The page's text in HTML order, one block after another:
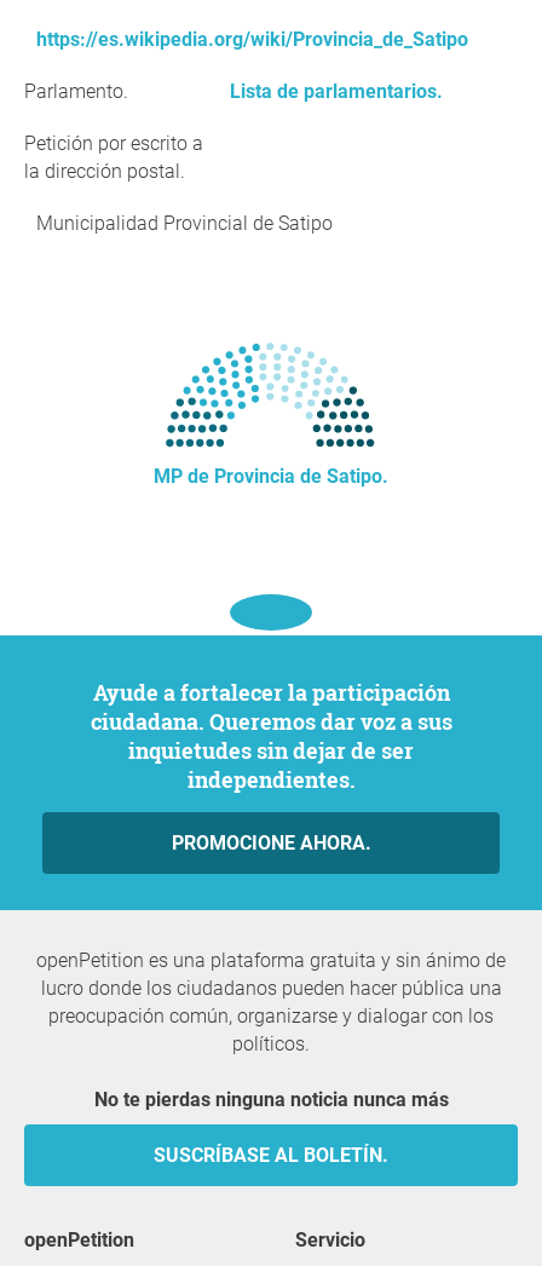
https://es.wikipedia.org/wiki/Provincia_de_Satipo
Parlamento. Lista de parlamentarios.
Petición por escrito a
la dirección postal.
Municipalidad Provincial de Satipo
MP de Provincia de Satipo.
Ayude a fortalecer la participación
ciudadana. Queremos dar voz a sus
inquietudes sin dejar de ser
independientes.
PROMOCIONE AHORA.
openPetition es una plataforma gratuita y sin ánimo de
lucro donde los ciudadanos pueden hacer pública una
preocupación común, organizarse y dialogar con los
políticos.
No te pierdas ninguna noticia nunca más
SUSCRÍBASE AL BOLETÍN.
openPetition servicio